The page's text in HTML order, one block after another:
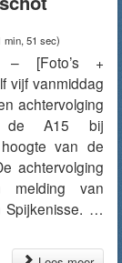
min, 51 sec)
– [Foto’s +
vijf vanmiddag
achtervolging
de A15 bij
van de
achtervolging
van
Spijkenisse. …